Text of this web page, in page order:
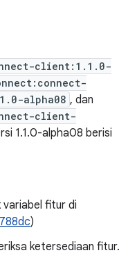
client:1.1.0-
alpha08 , dan
client-
1.1.0-alpha08 berisi
variabel fitur di
)
ketersediaan fitur.